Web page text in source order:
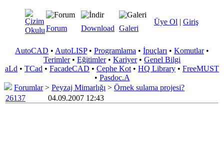
Üye Ol | Giriş
Forum Download Galeri
AutoCAD • AutoLISP• Programlama • İpuçları • Komutlar•
Terimler• Eğitimler• Kariyer• Genel Bilgi
aLd • TCad • FacadeCAD • Cephe Kot • HQ Library • FreeMUST
• Pasdoc.A
Forumlar> Peyzaj Mimarlığı > Örnek sulama projesi?
26137
04.09.2007 12:43